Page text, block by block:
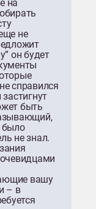
на
не
он будет
справился
быть
было
не знал.
вашу
– в